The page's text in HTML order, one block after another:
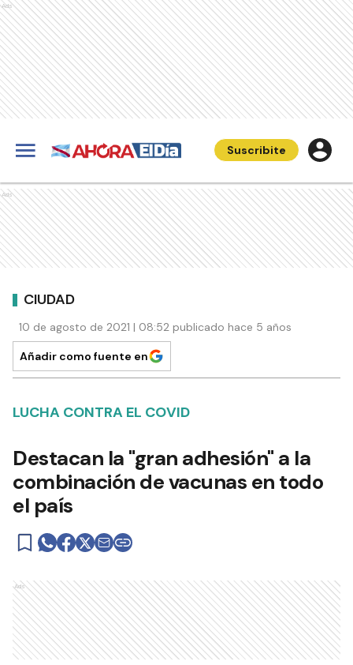
Ads
Suscribite
Ads
CIUDAD
10 de agosto de 2021 | 08:52 publicado hace 5 años
Añadir como fuente en
LUCHA CONTRA EL COVID
Destacan la "gran adhesión" a la
combinación de vacunas en todo
el país
Ads